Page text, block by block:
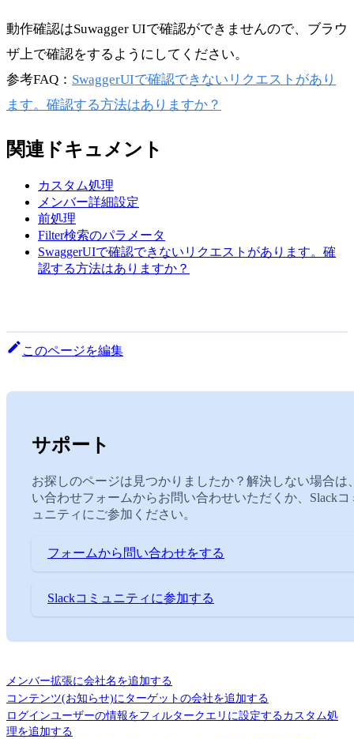
動作確認はSuwagger UIで確認ができませんので、ブラウ
ザ上で確認をするようにしてください。
参考FAQ： SwaggerUIで確認できないリクエストがあり
ます。確認する方法はありますか？
関連ドキュメント
カスタム処理
メンバー詳細設定
前処理
Filter検索のパラメータ
SwaggerUIで確認できないリクエストがあります。確
認する方法はありますか？
このページを編集
サポート
お探しのページは見つかりましたか？解決しない場合は
い合わせフォームからお問い合わせいただくか、Slackコ
ュニティにご参加ください。
フォームから問い合わせをする
Slackコミュニティに参加する
メンバー拡張に会社名を追加する
コンテンツ(お知らせ)にターゲットの会社を追加する
ログインユーザーの情報をフィルタークエリに設定するカスタム処
理を追加する